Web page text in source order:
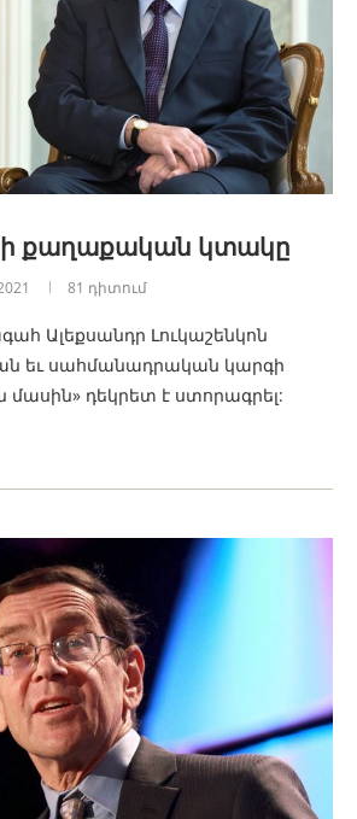
քաղաքական կտակը
81 դիտում
Ալեքսանդր Լուկաշենկոն
եւ սահմանադրական կարգի
դեկրետ է ստորագրել: